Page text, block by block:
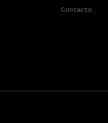
Contacto